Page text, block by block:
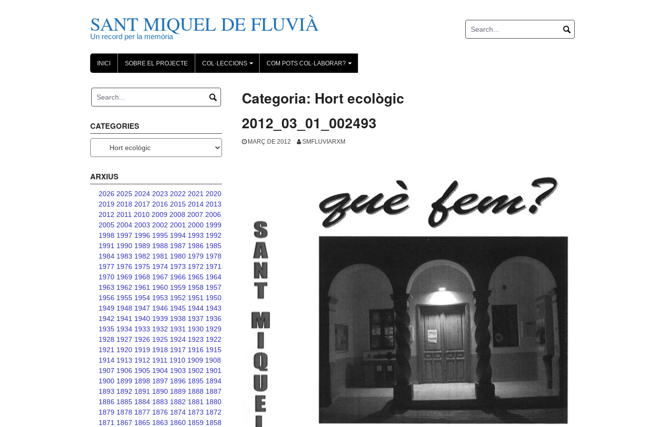
SANT MIQUEL DE FLUVIÀ
Un record per la memòria
INICI SOBRE EL PROJECTE
+
COL·LECCIONS
+
COM POTS COL·LABORAR?
Categoria: Hort ecològic
2012_03_01_002493
MARÇ DE 2012 SMFLUVIARXM
CATEGORIES
ARXIUS
2026 2025 2024 2023 2022 2021 2020
2019 2018 2017 2016 2015 2014 2013
2012 2011 2010 2009 2008 2007 2006
2005 2004 2003 2002 2001 2000 1999
1998 1997 1996 1995 1994 1993 1992
1991 1990 1989 1988 1987 1986 1985
1984 1983 1982 1981 1980 1979 1978
1977 1976 1975 1974 1973 1972 1971
1970 1969 1968 1967 1966 1965 1964
1963 1962 1961 1960 1959 1958 1957
1956 1955 1954 1953 1952 1951 1950
1949 1948 1947 1946 1945 1944 1943
1942 1941 1940 1939 1938 1937 1936
1935 1934 1933 1932 1931 1930 1929
1928 1927 1926 1925 1924 1923 1922
1921 1920 1919 1918 1917 1916 1915
1914 1913 1912 1911 1910 1909 1908
1907 1906 1905 1904 1903 1902 1901
1900 1899 1898 1897 1896 1895 1894
1893 1892 1891 1890 1889 1888 1887
1886 1885 1884 1883 1882 1881 1880
1879 1878 1877 1876 1874 1873 1872
1871 1867 1865 1863 1860 1859 1858